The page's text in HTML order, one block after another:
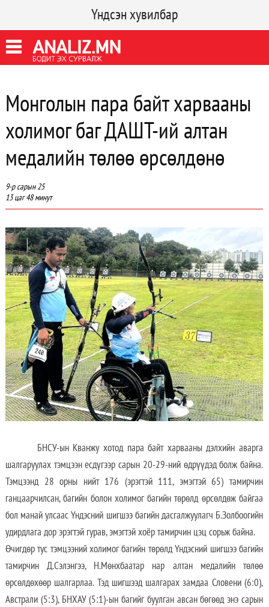
Үндсэн хувилбар
Монголын пара байт харвааны
холимог баг ДАШТ-ий алтан
медалийн төлөө өрсөлдөнө
9-р сарын 25
13 цаг 48 минут
БНСУ-ын Кванжу хотод пара байт харвааны дэлхийн аварга
шалгаруулах тэмцээн есдүгээр сарын 20-29-ний өдрүүдэд болж байна.
Тэмцээнд 28 орны нийт 176 (эрэгтэй 111, эмэгтэй 65) тамирчин
ганцаарчилсан, багийн болон холимог багийн төрөлд өрсөлдөж байгаа
бол манай улсаас Үндэсний шигшээ багийн дасгалжуулагч Б.Золбоогийн
удирдлага дор эрэгтэй гурав, эмэгтэй хоёр тамирчин цэц сорьж байна.
Өчигдөр тус тэмцээний холимог багийн төрөлд Үндэсний шигшээ багийн
тамирчин Д.Сэлэнгээ, Н.Мөнхбаатар нар алтан медалийн төлөө
өрсөлдөхөөр шалгарлаа. Тэд шигшээд шалгарах замдаа Словени (6:0),
Австрали (5:3), БНХАУ (5:1)-ын багийг буулган авсан бөгөөд энэ сарын